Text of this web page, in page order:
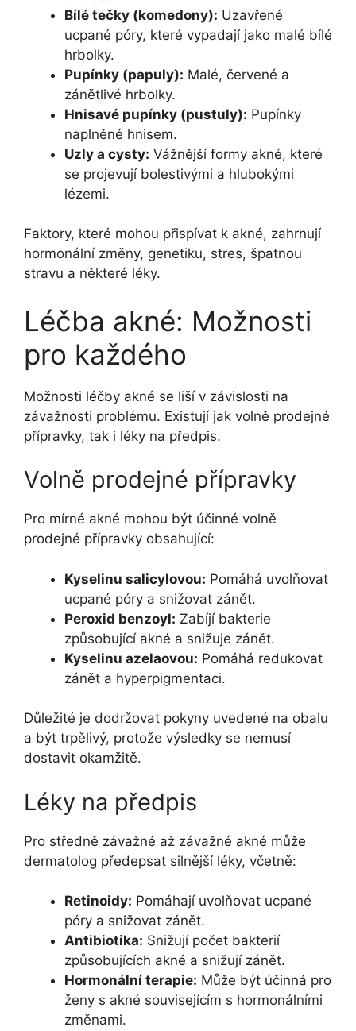
Bílé tečky (komedony): Uzavřené
ucpané póry, které vypadají jako malé bílé
hrbolky.
Pupínky (papuly): Malé, červené a
zánětlivé hrbolky.
Hnisavé pupínky (pustuly): Pupínky
naplněné hnisem.
Uzly a cysty: Vážnější formy akné, které
se projevují bolestivými a hlubokými
lézemi.
Faktory, které mohou přispívat k akné, zahrnují
hormonální změny, genetiku, stres, špatnou
stravu a některé léky.
Léčba akné: Možnosti
pro každého
Možnosti léčby akné se liší v závislosti na
závažnosti problému. Existují jak volně prodejné
přípravky, tak i léky na předpis.
Volně prodejné přípravky
Pro mírné akné mohou být účinné volně
prodejné přípravky obsahující:
Kyselinu salicylovou: Pomáhá uvolňovat
ucpané póry a snižovat zánět.
Peroxid benzoyl: Zabíjí bakterie
způsobující akné a snižuje zánět.
Kyselinu azelaovou: Pomáhá redukovat
zánět a hyperpigmentaci.
Důležité je dodržovat pokyny uvedené na obalu
a být trpělivý, protože výsledky se nemusí
dostavit okamžitě.
Léky na předpis
Pro středně závažné až závažné akné může
dermatolog předepsat silnější léky, včetně:
Retinoidy: Pomáhají uvolňovat ucpané
póry a snižovat zánět.
Antibiotika: Snižují počet bakterií
způsobujících akné a snižují zánět.
Hormonální terapie: Může být účinná pro
ženy s akné souvisejícím s hormonálními
změnami.